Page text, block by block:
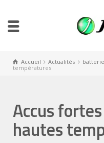
Accueil Actualités
températures
Accus
hautes